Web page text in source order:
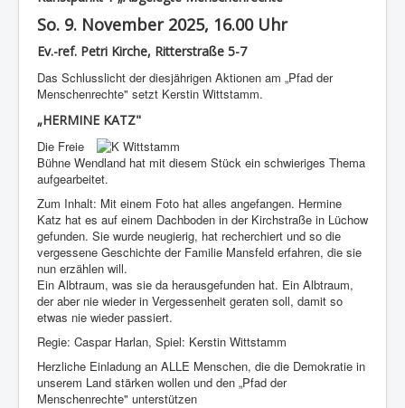
So. 9. November 2025, 16.00 Uhr
Ev.-ref. Petri Kirche, Ritterstraße 5-7
Das Schlusslicht der diesjährigen Aktionen am „Pfad der
Menschenrechte" setzt Kerstin Wittstamm.
„HERMINE KATZ"
Die Freie
Bühne Wendland hat mit diesem Stück ein schwieriges Thema
aufgearbeitet.
Zum Inhalt: Mit einem Foto hat alles angefangen. Hermine
Katz hat es auf einem Dachboden in der Kirchstraße in Lüchow
gefunden. Sie wurde neugierig, hat recherchiert und so die
vergessene Geschichte der Familie Mansfeld erfahren, die sie
nun erzählen will.
Ein Albtraum, was sie da herausgefunden hat. Ein Albtraum,
der aber nie wieder in Vergessenheit geraten soll, damit so
etwas nie wieder passiert.
Regie: Caspar Harlan, Spiel: Kerstin Wittstamm
Herzliche Einladung an ALLE Menschen, die die Demokratie in
unserem Land stärken wollen und den „Pfad der
Menschenrechte" unterstützen